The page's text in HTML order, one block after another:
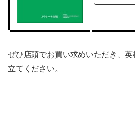
ぜひ店頭でお買い求めいただき、
立てください。